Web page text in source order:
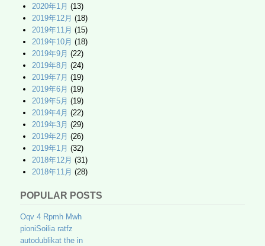
2020年1月 (13)
2019年12月 (18)
2019年11月 (15)
2019年10月 (18)
2019年9月 (22)
2019年8月 (24)
2019年7月 (19)
2019年6月 (19)
2019年5月 (19)
2019年4月 (22)
2019年3月 (29)
2019年2月 (26)
2019年1月 (32)
2018年12月 (31)
2018年11月 (28)
POPULAR POSTS
Oqv 4 Rpmh Mwh
pioniSoilia ratfz
autodublikat the in